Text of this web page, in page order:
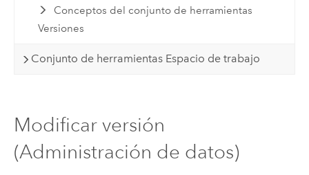
Conceptos del conjunto de herramientas
Versiones
Conjunto de herramientas Espacio de trabajo
Modificar versión
(Administración de datos)